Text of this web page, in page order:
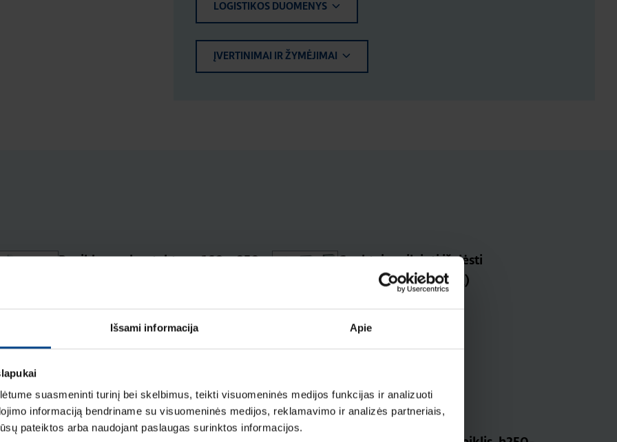
Išsami informacija Apie
suasmeninti turinį bei skelbimus, teikti visuomeninės medijos funkcijas ir analizuoti
informaciją bendriname su visuomeninės medijos, reklamavimo ir analizės partneriais,
pateiktos arba naudojant paslaugas surinktos informacijos.
LOGISTIKOS DUOMENYS
ĮVERTINIMAI IR ŽYMĖJIMAI
Papildomas kontaktas, x160-x250,
Produkto kodas: HXA021H
Gnybtai prailginti išplėsti
x630/P630 3P (400A)